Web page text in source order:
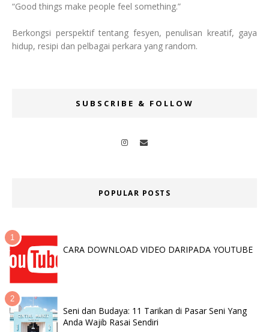
“Good things make people feel something.”
Berkongsi perspektif tentang fesyen, penulisan kreatif, gaya
hidup, resipi dan pelbagai perkara yang random.
SUBSCRIBE & FOLLOW
POPULAR POSTS
CARA DOWNLOAD VIDEO DARIPADA YOUTUBE
Seni dan Budaya: 11 Tarikan di Pasar Seni Yang
Anda Wajib Rasai Sendiri